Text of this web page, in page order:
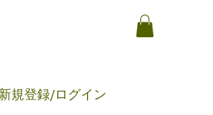
規登録/ログイン